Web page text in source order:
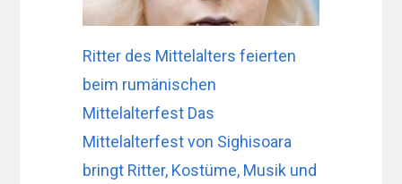
Ritter des Mittelalters feierten
beim rumänischen
Mittelalterfest Das
Mittelalterfest von Sighisoara
bringt Ritter, Kostüme, Musik und